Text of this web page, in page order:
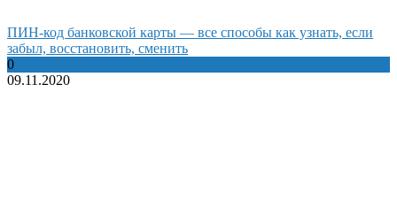
ПИН-код банковской карты — все способы как узнать, если
забыл, восстановить, сменить
0
09.11.2020